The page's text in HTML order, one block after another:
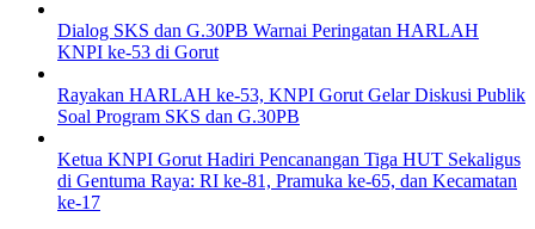
Dialog SKS dan G.30PB Warnai Peringatan HARLAH
KNPI ke-53 di Gorut
Rayakan HARLAH ke-53, KNPI Gorut Gelar Diskusi Publik
Soal Program SKS dan G.30PB
Ketua KNPI Gorut Hadiri Pencanangan Tiga HUT Sekaligus
di Gentuma Raya: RI ke-81, Pramuka ke-65, dan Kecamatan
ke-17